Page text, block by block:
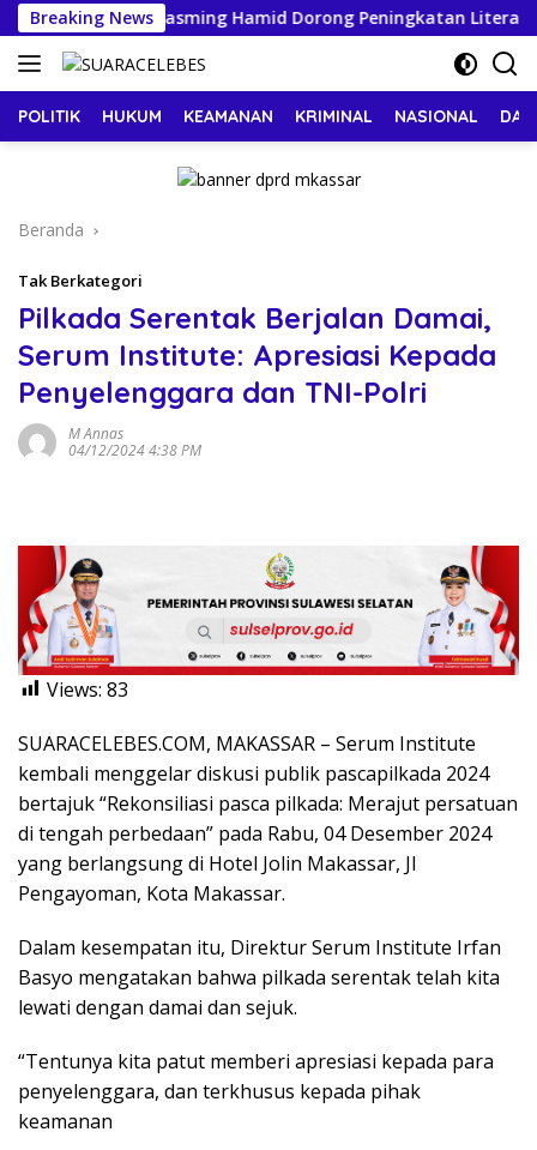
Langsung
ke
konten
Breaking NewsTasming Hamid Dorong Peningkatan Literasi
POLITIK HUKUM KEAMANAN KRIMINAL NASIONAL
Beranda
Tak Berkategori
Pilkada Serentak Berjalan Damai,
Serum Institute: Apresiasi Kepada
Penyelenggara dan TNI-Polri
M Annas
04/12/2024 4:38 PM
Views: 83
SUARACELEBES.COM, MAKASSAR – Serum Institute
kembali menggelar diskusi publik pascapilkada 2024
bertajuk “Rekonsiliasi pasca pilkada: Merajut persatuan
di tengah perbedaan” pada Rabu, 04 Desember 2024
yang berlangsung di Hotel Jolin Makassar, Jl
Pengayoman, Kota Makassar.
Dalam kesempatan itu, Direktur Serum Institute Irfan
Basyo mengatakan bahwa pilkada serentak telah kita
lewati dengan damai dan sejuk.
“Tentunya kita patut memberi apresiasi kepada para
penyelenggara, dan terkhusus kepada pihak
keamanan